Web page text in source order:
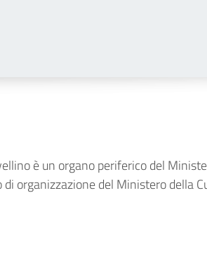
è un organo periferico del
organizzazione del Ministero della